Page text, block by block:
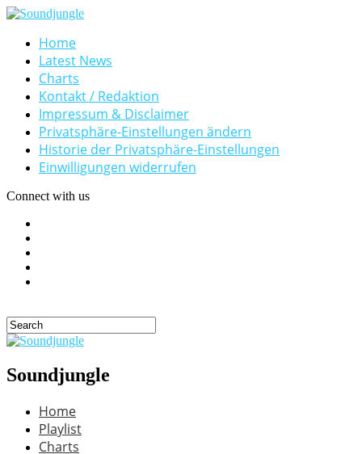
Home
Latest News
Charts
Kontakt / Redaktion
Impressum & Disclaimer
Privatsphäre-Einstellungen ändern
Historie der Privatsphäre-Einstellungen
Einwilligungen widerrufen
Connect with us
Soundjungle
Home
Playlist
Charts